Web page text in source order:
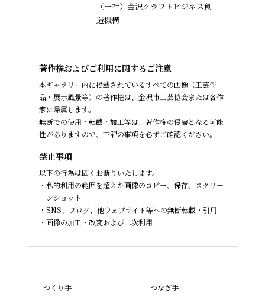
（一社）金沢クラフトビジネス創
造機構
著作権およびご利用に関するご注意
本ギャラリー内に掲載されているすべての画像（工芸作
品・展示風景等）の著作権は、金沢市工芸協会または各作
家に帰属します。
無断での使用・転載・加工等は、著作権の侵害となる可能
性がありますので、下記の事項を必ずご確認ください。
禁止事項
以下の行為は固くお断りいたします。
私的利用の範囲を超えた画像のコピー、保存、スクリー
ンショット
SNS、ブログ、他ウェブサイト等への無断転載・引用
画像の加工・改変および二次利用
つくり手 つなぎ手